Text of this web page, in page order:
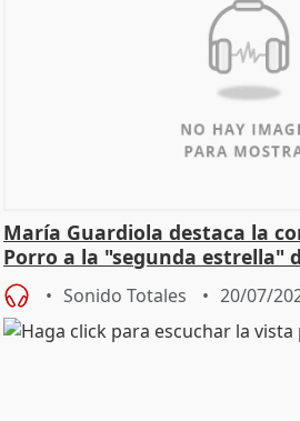
María Guardiola destaca la
Porro a la "segunda estrella"
Sonido Totales 20/07/